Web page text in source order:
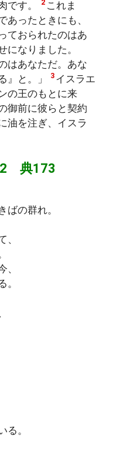
です。
2 これま
あったときにも、
ておられたのはあ
になりました。
はあなただ。あな
』と。」
3 イスラエ
の王のもとに来
御前に彼らと契約
油を注ぎ、イスラ
典173
ばの群れ。
、
、
。
る。